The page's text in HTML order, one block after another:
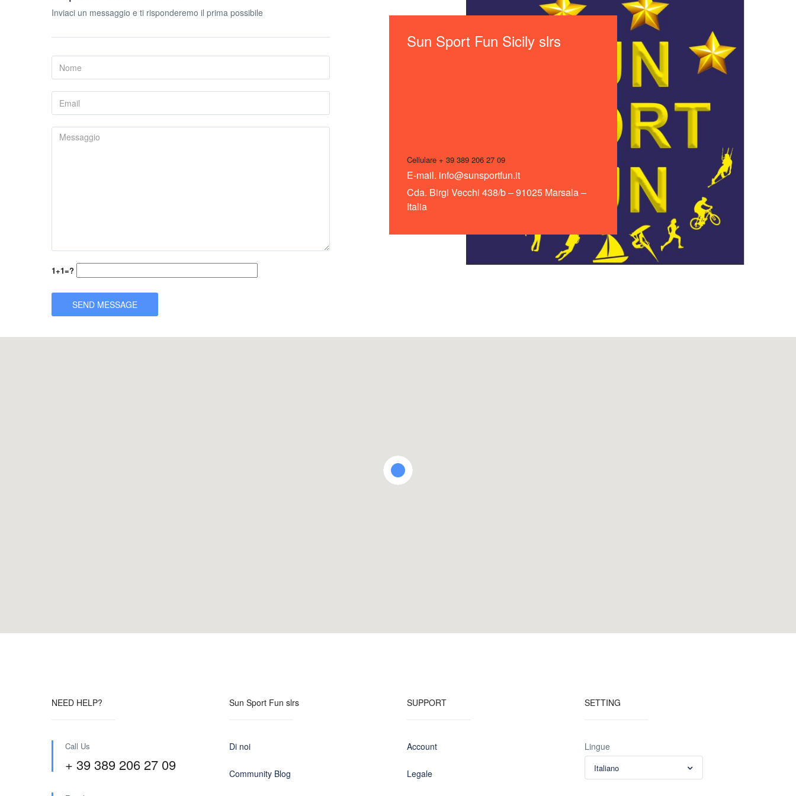
Inviaci un messaggio e ti risponderemo il prima possibile
1+1=?
Sun Sport Fun Sicily slrs
Cellulare + 39 389 206 27 09
E-mail. info@sunsportfun.it
Cda. Birgi Vecchi 438/b – 91025 Marsala –
Italia
NEED HELP?
Call Us
+ 39 389 206 27 09
Sun Sport Fun slrs
Di noi
Community Blog
SUPPORT
Account
Legale
SETTING
Lingue
Italiano